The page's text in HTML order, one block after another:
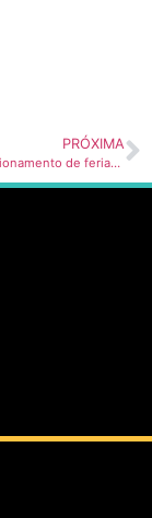
PRÓXIMA
Horário de funcionamento de feriado (Quinta-feira).